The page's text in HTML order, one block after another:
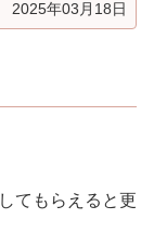
2025年03月18日
てもらえると更